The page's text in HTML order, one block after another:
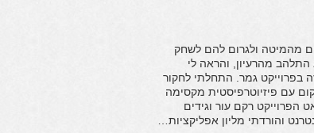
מהמיטה ולגרום להם לשחק
מהרעיון, והראה לי
בפרוייקט גמר. התחלתי לחקור
עם פיזיוטרפיסטית מקסימה
רקם עור וגידים
והורדתי מליון אפליקציות…